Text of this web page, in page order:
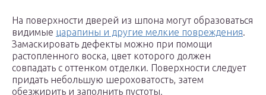
На поверхности дверей из шпона могут образоваться
видимые царапины и другие мелкие повреждения.
Замаскировать дефекты можно при помощи
растопленного воска, цвет которого должен
совпадать с оттенком отделки. Поверхности следует
придать небольшую шероховатость, затем
обезжирить и заполнить пустоты.